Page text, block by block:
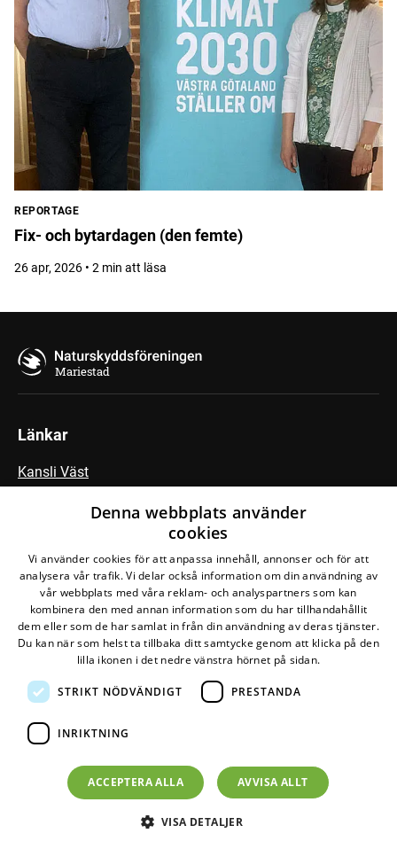
REPORTAGE
Fix- och bytardagen (den femte)
26 apr, 2026 • 2 min att läsa
Mariestad
Länkar
Kansli Väst
Fältbiologerna
Följ vår Facebook-grupp
Den här webbplatsen drivs avGlesys ABmed
Miljöval-märkt
©2026
Om personuppgifter
Om cookies
Denna webbplats använder
cookies
Vi använder cookies för att anpassa innehåll, annonser och för att
analysera vår trafik. Vi delar också information om din användning av
vår webbplats med våra reklam- och analyspartners som kan
kombinera den med annan information som du har tillhandahållit
dem eller som de har samlat in från din användning av deras tjänster.
Du kan när som helst ta tillbaka ditt samtycke genom att klicka på den
lilla ikonen i det nedre vänstra hörnet på sidan.
STRIKT NÖDVÄNDIGT PRESTANDA
INRIKTNING
ACCEPTERA ALLA AVVISA ALLT
VISA DETALJER